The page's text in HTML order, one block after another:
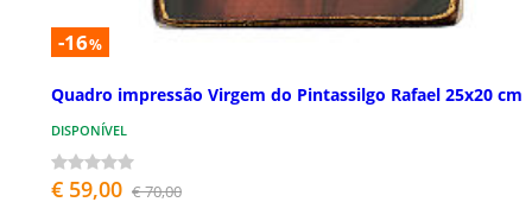
-16%
Quadro impressão Virgem do Pintassilgo Rafael 25x20 cm
DISPONÍVEL
€ 59,00 € 70,00